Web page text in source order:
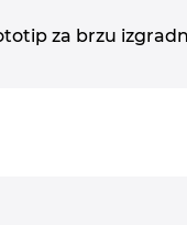
za brzu